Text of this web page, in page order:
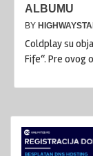
ALBUMU
BY
Coldplay su
Fife“. Pre ovog